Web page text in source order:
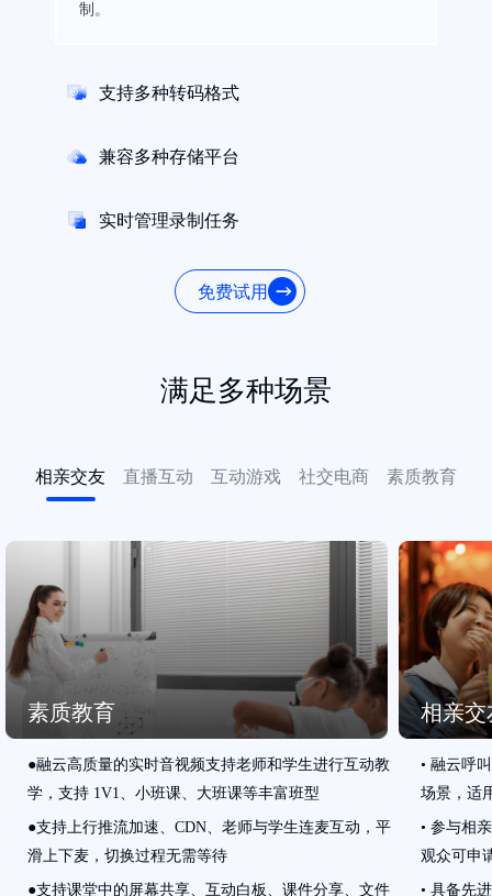
制。
支持多种转码格式
兼容多种存储平台
实时管理录制任务
免费试用
满足多种场景
相亲交友 直播互动 互动游戏 社交电商 素质教育
素质教育
●融云高质量的实时音视频支持老师和学生进行互动教
学，支持 1V1、小班课、大班课等丰富班型
●支持上行推流加速、CDN、老师与学生连麦互动，平
滑上下麦，切换过程无需等待
●支持课堂中的屏幕共享、互动白板、课件分享、文件
相亲交
•融云呼
场景，适
•参与相
观众可申
•具备先